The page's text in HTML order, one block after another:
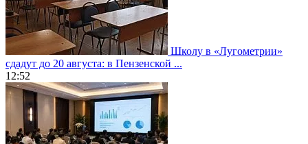
Школу в «Лугометрии»
сдадут до 20 августа: в Пензенской ...
12:52